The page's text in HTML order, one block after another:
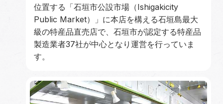
位置する「石垣市公設市場（Ishigakicity
Public Market）」に本店を構える石垣島最大
級の特産品直売店で、石垣市が認定する特産品
製造業者37社が中心となり運営を行っていま
す。